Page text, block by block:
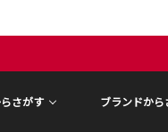
さがす ブランドから